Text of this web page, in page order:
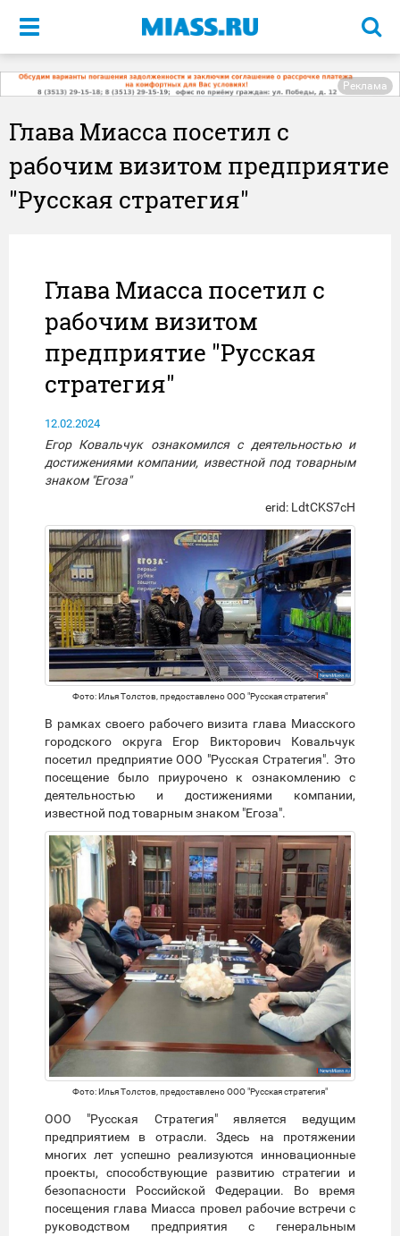
Меню
Реклама
Глава Миасса посетил с
рабочим визитом предприятие
"Русская стратегия"
Глава Миасса посетил с
рабочим визитом
предприятие "Русская
стратегия"
12.02.2024
Егор Ковальчук ознакомился с деятельностью и
достижениями компании, известной под товарным
знаком "Егоза"
erid: LdtCKS7cH
Фото: Илья Толстов, предоставлено ООО "Русская стратегия"
В рамках своего рабочего визита глава Миасского
городского округа Егор Викторович Ковальчук
посетил предприятие ООО "Русская Стратегия". Это
посещение было приурочено к ознакомлению с
деятельностью и достижениями компании,
известной под товарным знаком "Егоза".
Фото: Илья Толстов, предоставлено ООО "Русская стратегия"
ООО "Русская Стратегия" является ведущим
предприятием в отрасли. Здесь на протяжении
многих лет успешно реализуются инновационные
проекты, способствующие развитию стратегии и
безопасности Российской Федерации. Во время
посещения глава Миасса провел рабочие встречи с
руководством предприятия с генеральным